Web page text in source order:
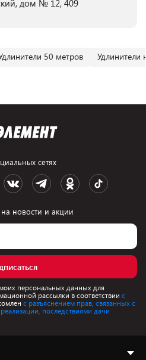
дом № 12, 409
50 метров Удлинители
сетях
новости и акции
персональных данных для
рассылки в соответствии с
с разъяснением прав, связанных с
последствиями дачи